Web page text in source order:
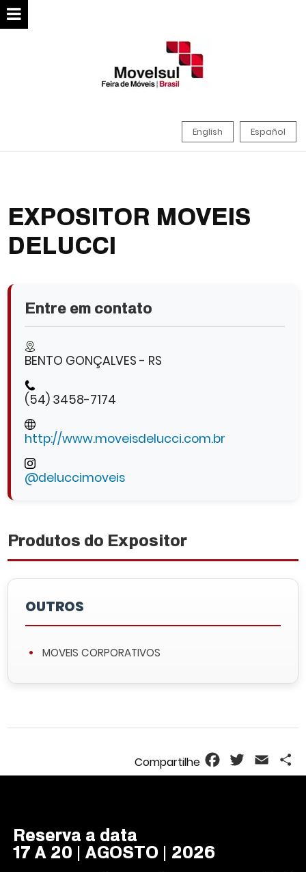
English Español
EXPOSITOR MOVEIS
DELUCCI
Entre em contato
BENTO GONÇALVES - RS
(54) 3458-7174
http://www.moveisdelucci.com.br
@deluccimoveis
Produtos do Expositor
OUTROS
MOVEIS CORPORATIVOS
FacebookTwitterEmail
Reserva a data
17 A 20 | AGOSTO | 2026